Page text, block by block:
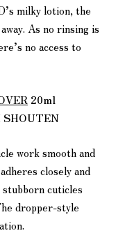
milky lotion, the
As no rinsing is
no access to
20ml
work smooth and
closely and
cuticles
dropper-style